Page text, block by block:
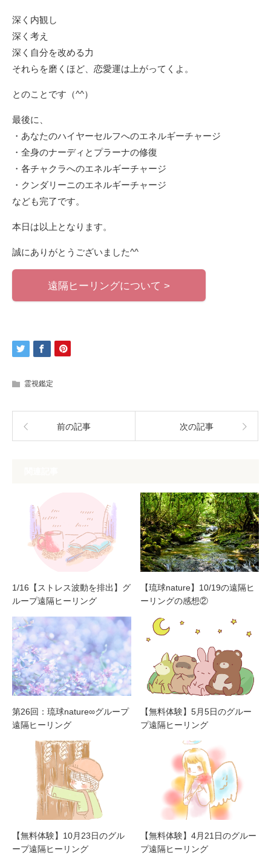
深く内観し
深く考え
深く自分を改める力
それらを磨くほど、恋愛運は上がってくよ。
とのことです（^^）
最後に、
・あなたのハイヤーセルフへのエネルギーチャージ
・全身のナーディとプラーナの修復
・各チャクラへのエネルギーチャージ
・クンダリーニのエネルギーチャージ
なども完了です。
本日は以上となります。
誠にありがとうございました^^
遠隔ヒーリングについて >
霊視鑑定
前の記事 次の記事
1/16【ストレス波動を排出】グ
ループ遠隔ヒーリング
【琉球nature】10/19の遠隔ヒ
ーリングの感想②
第26回：琉球nature∞グループ
遠隔ヒーリング
【無料体験】5月5日のグルー
プ遠隔ヒーリング
【無料体験】10月23日のグル
ープ遠隔ヒーリング
【無料体験】4月21日のグルー
プ遠隔ヒーリング